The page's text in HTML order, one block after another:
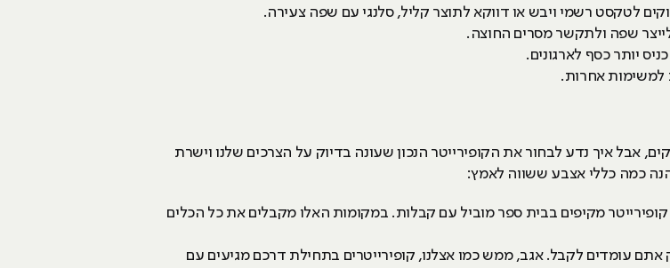
לטקסט רשמי ויבש או דווקא לתוצר קליל, סלנגי עם שפה צעירה.
שפה ולתקשר מסרים החוצה.
יותר כסף לארגונים.
למשימות אחרות.
אבל איך נדע לבחור את הקופירייטר הנכון שעונה בדיוק על הצרכים שלנו וישרת
כמה כללי אצבע ששווה לאמץ:
מקיפים בבית ספר מוביל עם קבלות. במקומות האלו מקבלים את כל הכלים
עומדים לקבל. אגב, ממש כמו אצלנו, קופירייטרים בתחילת דרכם מגיעים עם